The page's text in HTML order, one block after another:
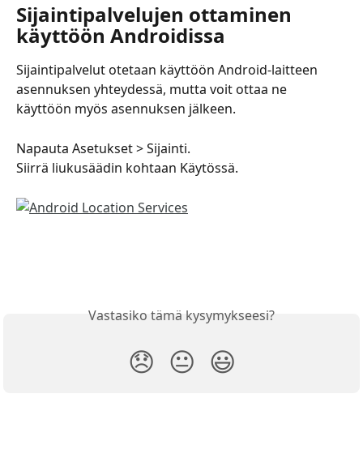
Sijaintipalvelujen ottaminen
käyttöön Androidissa
Sijaintipalvelut otetaan käyttöön Android-laitteen
asennuksen yhteydessä, mutta voit ottaa ne
käyttöön myös asennuksen jälkeen.
Napauta Asetukset > Sijainti.
Siirrä liukusäädin kohtaan Käytössä.
Vastasiko tämä kysymykseesi?
😞 😐 😃